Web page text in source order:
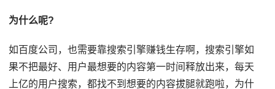
为什么呢?
如百度公司，也需要靠搜索引擎赚钱生存啊，搜索引擎如
果不把最好、用户最想要的内容第一时间释放出来，每天
上亿的用户搜索，都找不到想要的内容拔腿就跑啦，为什